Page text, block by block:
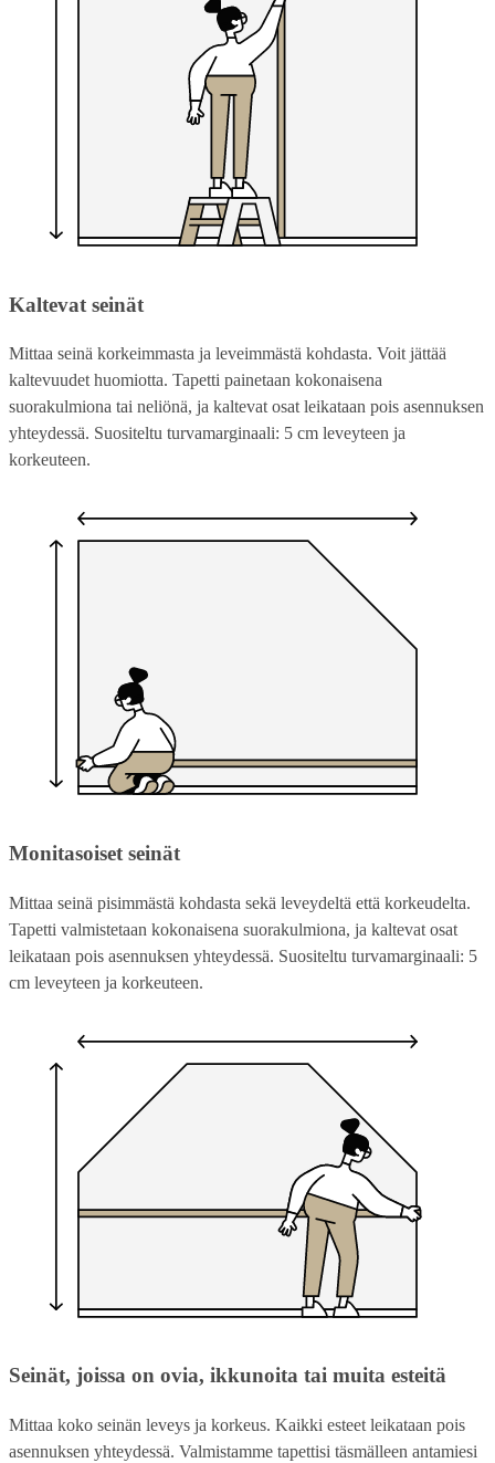
Kaltevat seinät
Mittaa seinä korkeimmasta ja leveimmästä kohdasta. Voit jättää
kaltevuudet huomiotta. Tapetti painetaan kokonaisena
suorakulmiona tai neliönä, ja kaltevat osat leikataan pois asennuksen
yhteydessä. Suositeltu turvamarginaali: 5 cm leveyteen ja
korkeuteen.
Monitasoiset seinät
Mittaa seinä pisimmästä kohdasta sekä leveydeltä että korkeudelta.
Tapetti valmistetaan kokonaisena suorakulmiona, ja kaltevat osat
leikataan pois asennuksen yhteydessä. Suositeltu turvamarginaali: 5
cm leveyteen ja korkeuteen.
Seinät, joissa on ovia, ikkunoita tai muita esteitä
Mittaa koko seinän leveys ja korkeus. Kaikki esteet leikataan pois
asennuksen yhteydessä. Valmistamme tapettisi täsmälleen antamiesi